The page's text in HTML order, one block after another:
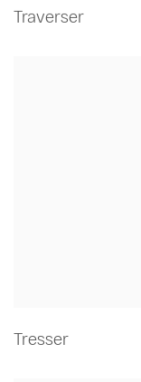
Traverser
Tresser